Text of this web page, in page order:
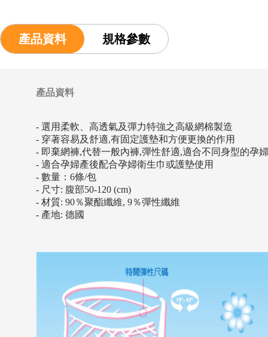
產品資料 規格參數
產品資料
- 選用柔軟、高透氣及彈力特強之高級網棉製造
- 穿著容易及舒適,有固定護墊和方便更換的作用
- 即棄網褲,代替一般內褲,彈性舒適,適合不同身型的孕
- 適合孕婦產後配合孕婦衛生巾或護墊使用
- 數量：6條/包
- 尺寸: 腹部50-120 (cm)
- 材質: 90％聚酯纖維, 9％彈性纖維
- 產地: 德國